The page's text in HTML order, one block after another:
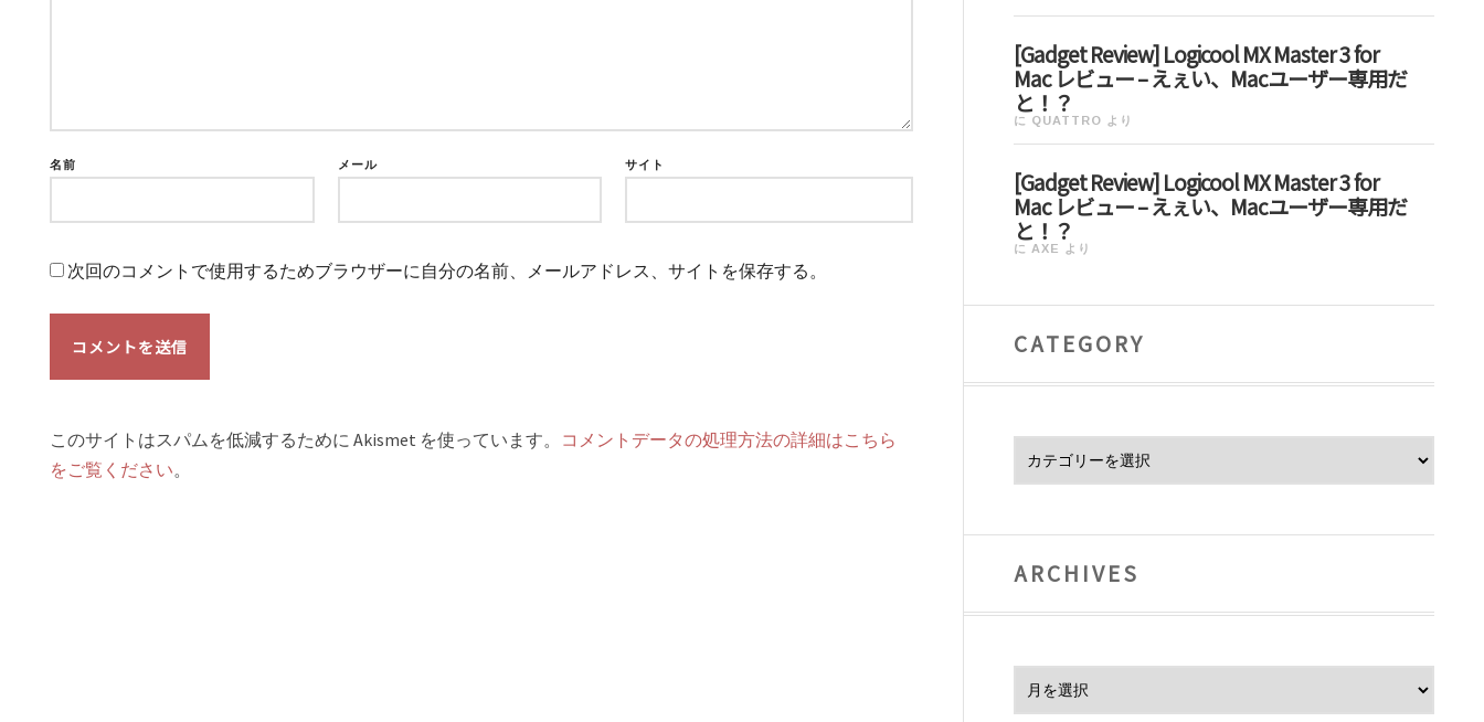
名前 メール サイト
次回のコメントで使用するためブラウザーに自分の名前、メールアドレス、サイトを保存する。
このサイトはスパムを低減するために Akismet を使っています。 コメントデータの処理方法の詳細はこちら
をご覧ください。
[Gadget Review] Logicool MX Master 3 for
Mac レビュー – えぇい、Macユーザー専用だ
と！？
に QUATTRO より
[Gadget Review] Logicool MX Master 3 for
Mac レビュー – えぇい、Macユーザー専用だ
と！？
に AXE より
CATEGORY
ARCHIVES